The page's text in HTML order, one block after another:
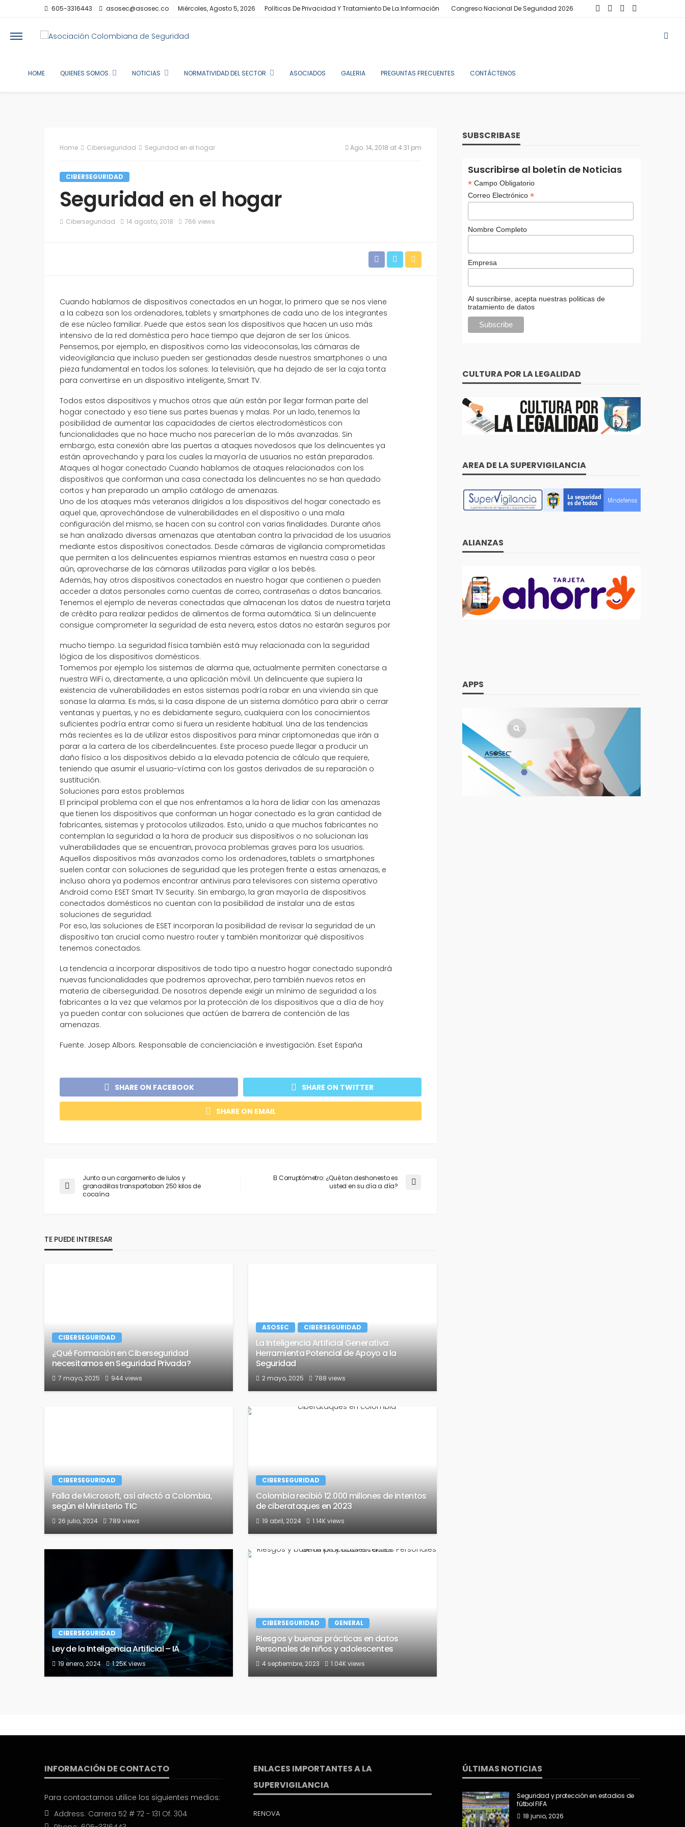
605-3316443 asosec@asosec.co Miércoles, Agosto 5, 2026 Políticas De Privacidad Y Tratamiento De La Información Congreso Nacional De Seguridad 2026
HOME QUIENES SOMOS NOTICIAS NORMATIVIDAD DEL SECTOR ASOCIADOS GALERIA PREGUNTAS FRECUENTES CONTÁCTENOS
Home Ciberseguridad Seguridad en el hogar Ago. 14, 2018 at 4:31 pm
CIBERSEGURIDAD
Seguridad en el hogar
Ciberseguridad 14 agosto, 2018 766 views
Cuando hablamos de dispositivos conectados en un hogar, lo primero que se nos viene
a la cabeza son los ordenadores, tablets y smartphones de cada uno de los integrantes
de ese núcleo familiar. Puede que estos sean los dispositivos que hacen un uso más
intensivo de la red doméstica pero hace tiempo que dejaron de ser los únicos.
Pensemos, por ejemplo, en dispositivos como las videoconsolas, las cámaras de
videovigilancia que incluso pueden ser gestionadas desde nuestros smartphones o una
pieza fundamental en todos los salones: la televisión, que ha dejado de ser la caja tonta
para convertirse en un dispositivo inteligente, Smart TV.
Todos estos dispositivos y muchos otros que aún están por llegar forman parte del
hogar conectado y eso tiene sus partes buenas y malas. Por un lado, tenemos la
posibilidad de aumentar las capacidades de ciertos electrodomésticos con
funcionalidades que no hace mucho nos parecerían de lo más avanzadas. Sin
embargo, esta conexión abre las puertas a ataques novedosos que los delincuentes ya
están aprovechando y para los cuales la mayoría de usuarios no están preparados.
Ataques al hogar conectado Cuando hablamos de ataques relacionados con los
dispositivos que conforman una casa conectada los delincuentes no se han quedado
cortos y han preparado un amplio catálogo de amenazas.
Uno de los ataques más veteranos dirigidos a los dispositivos del hogar conectado es
aquel que, aprovechándose de vulnerabilidades en el dispositivo o una mala
configuración del mismo, se hacen con su control con varias finalidades. Durante años
se han analizado diversas amenazas que atentaban contra la privacidad de los usuarios
mediante estos dispositivos conectados. Desde cámaras de vigilancia comprometidas
que permiten a los delincuentes espiarnos mientras estamos en nuestra casa o peor
aún, aprovecharse de las cámaras utilizadas para vigilar a los bebés.
Además, hay otros dispositivos conectados en nuestro hogar que contienen o pueden
acceder a datos personales como cuentas de correo, contraseñas o datos bancarios.
Tenemos el ejemplo de neveras conectadas que almacenan los datos de nuestra tarjeta
de crédito para realizar pedidos de alimentos de forma automática. Si un delincuente
consigue comprometer la seguridad de esta nevera, estos datos no estarán seguros por
mucho tiempo. La seguridad física también está muy relacionada con la seguridad
lógica de los dispositivos domésticos.
Tomemos por ejemplo los sistemas de alarma que, actualmente permiten conectarse a
nuestra WiFi o, directamente, a una aplicación móvil. Un delincuente que supiera la
existencia de vulnerabilidades en estos sistemas podría robar en una vivienda sin que
sonase la alarma. Es más, si la casa dispone de un sistema domótico para abrir o cerrar
ventanas y puertas, y no es debidamente seguro, cualquiera con los conocimientos
suficientes podría entrar como si fuera un residente habitual. Una de las tendencias
más recientes es la de utilizar estos dispositivos para minar criptomonedas que irán a
parar a la cartera de los ciberdelincuentes. Este proceso puede llegar a producir un
daño físico a los dispositivos debido a la elevada potencia de cálculo que requiere,
teniendo que asumir el usuario-víctima con los gastos derivados de su reparación o
sustitución.
Soluciones para estos problemas
El principal problema con el que nos enfrentamos a la hora de lidiar con las amenazas
que tienen los dispositivos que conforman un hogar conectado es la gran cantidad de
fabricantes, sistemas y protocolos utilizados. Esto, unido a que muchos fabricantes no
contemplan la seguridad a la hora de producir sus dispositivos o no solucionan las
vulnerabilidades que se encuentran, provoca problemas graves para los usuarios.
Aquellos dispositivos más avanzados como los ordenadores, tablets o smartphones
suelen contar con soluciones de seguridad que les protegen frente a estas amenazas, e
incluso ahora ya podemos encontrar antivirus para televisores con sistema operativo
Android como ESET Smart TV Security. Sin embargo, la gran mayoría de dispositivos
conectados domésticos no cuentan con la posibilidad de instalar una de estas
soluciones de seguridad.
Por eso, las soluciones de ESET incorporan la posibilidad de revisar la seguridad de un
dispositivo tan crucial como nuestro router y también monitorizar qué dispositivos
tenemos conectados.
La tendencia a incorporar dispositivos de todo tipo a nuestro hogar conectado supondrá
nuevas funcionalidades que podremos aprovechar, pero también nuevos retos en
materia de ciberseguridad. De nosotros depende exigir un mínimo de seguridad a los
fabricantes a la vez que velamos por la protección de los dispositivos que a día de hoy
ya pueden contar con soluciones que actúen de barrera de contención de las
amenazas.
Fuente. Josep Albors. Responsable de concienciación e investigación. Eset España
SHARE ON FACEBOOK SHARE ON TWITTER
SHARE ON EMAIL
Junto a un cargamento de lulos y
granadillas transportaban 250 kilos de
cocaína
El Corruptómetro: ¿Qué tan deshonesto es
usted en su día a día?
TE PUEDE INTERESAR
CIBERSEGURIDAD
¿Qué Formación en Ciberseguridad
necesitamos en Seguridad Privada?
7 mayo, 2025 944 views
ASOSEC CIBERSEGURIDAD
La Inteligencia Artificial Generativa:
Herramienta Potencial de Apoyo a la
Seguridad
2 mayo, 2025 788 views
CIBERSEGURIDAD
Falla de Microsoft, así afectó a Colombia,
según el Ministerio TIC
26 julio, 2024 789 views
CIBERSEGURIDAD
Colombia recibió 12.000 millones de intentos
de ciberataques en 2023
19 abril, 2024 1.14K views
CIBERSEGURIDAD
Ley de la Inteligencia Artificial – IA
19 enero, 2024 1.25K views
CIBERSEGURIDAD GENERAL
Riesgos y buenas prácticas en datos
Personales de niños y adolescentes
4 septiembre, 2023 1.04K views
SUBSCRIBASE
Suscribirse al boletín de Noticias
*Campo Obligatorio
Correo Electrónico *
Nombre Completo
Empresa
Al suscribirse, acepta nuestras politicas de
tratamiento de datos
CULTURA POR LA LEGALIDAD
AREA DE LA SUPERVIGILANCIA
ALIANZAS
APPS
INFORMACIÓN DE CONTACTO
Para contactarnos utilice los siguientes medios:
Address: Carrera 52 # 72 - 131 Of. 304
ENLACES IMPORTANTES A LA
SUPERVIGILANCIA
RENOVA
ÚLTIMAS NOTICIAS
Seguridad y protección en estadios de
fútbol FIFA
18 junio, 2026